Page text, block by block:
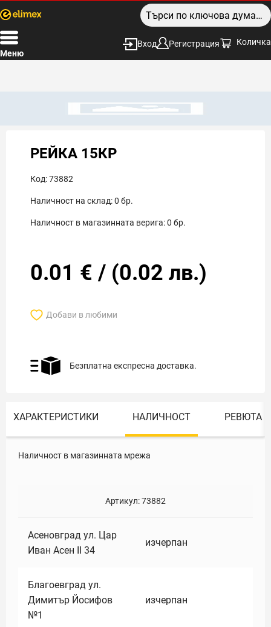
Меню
Вход Регистрация Количка
РЕЙКА 15КР
Код:73882
Наличност на склад:0 бр.
Наличност в магазинната верига:0 бр.
0.01 € / (0.02 лв.)
Добави в любими
Безплатна експресна доставка.
ХАРАКТЕРИСТИКИ НАЛИЧНОСТ РЕВЮТА
Наличност в магазинната мрежа
Артикул:73882
Асеновград ул. Цар
Иван Асен II 34
изчерпан
Благоевград ул.
Димитър Йосифов
№1
изчерпан